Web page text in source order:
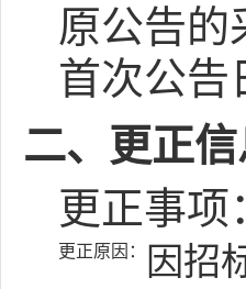
原公告的
首次公告
二、更正信
更正事项
更正原因： 因招